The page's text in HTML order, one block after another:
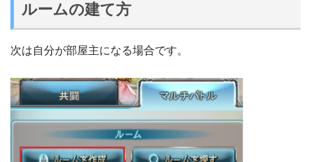
ルームの建て方
次は自分が部屋主になる場合です。